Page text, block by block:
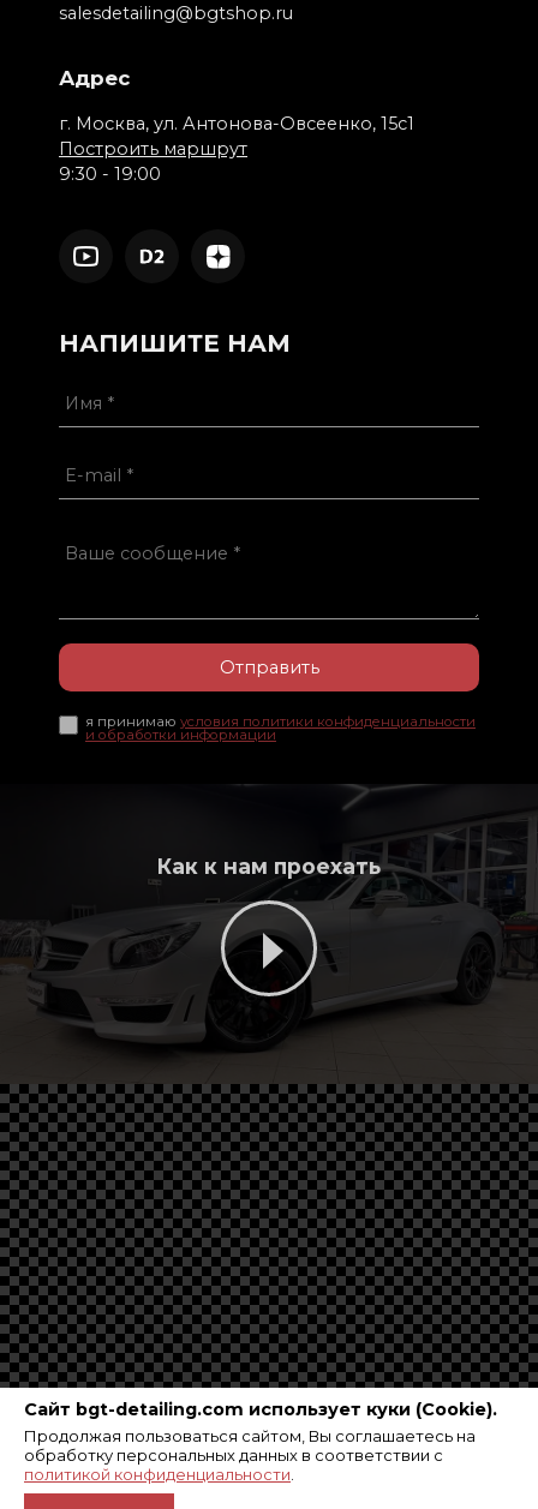
salesdetailing@bgtshop.ru
Адрес
г. Москва, ул. Антонова-Овсеенко, 15с1
Построить маршрут
9:30 - 19:00
НАПИШИТЕ НАМ
Отправить
я принимаю условия политики конфиденциальности
и обработки информации
Как к нам проехать
© 2019-2026 | Сеть детейлинг центров «BGT
Сайт bgt-detailing.com использует куки (Cookie).
Продолжая пользоваться сайтом, Вы соглашаетесь на
обработку персональных данных в соответствии с
политикой конфиденциальности